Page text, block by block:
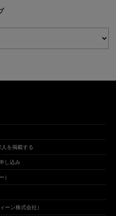
を掲載する
し込み
）
ーン株式会社）